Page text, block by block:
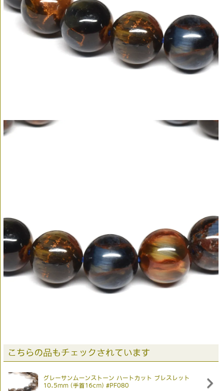
こちらの品もチェックされています
グレーサンムーンストーン ハートカット ブレスレット
10.5mm (手首16cm) #PF080